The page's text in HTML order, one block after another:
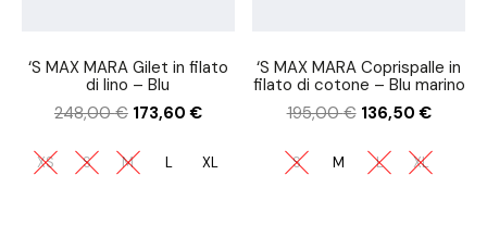
‘S MAX MARA Gilet in filato
di lino – Blu
248,00€ 173,60€
XS S M L XL
‘S MAX MARA Coprispalle in
filato di cotone – Blu marino
195,00€ 136,50€
S M L XL